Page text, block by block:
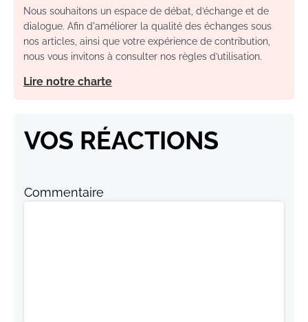
Nous souhaitons un espace de débat, d’échange et de
dialogue. Afin d'améliorer la qualité des échanges sous
nos articles, ainsi que votre expérience de contribution,
nous vous invitons à consulter nos règles d’utilisation.
Lire notre charte
VOS RÉACTIONS
Commentaire